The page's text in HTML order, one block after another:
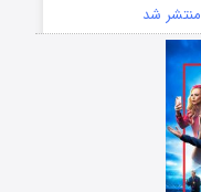
منتشر شد